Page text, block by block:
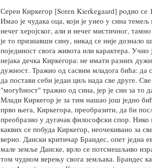
Серен Киркегор [Soren Kierkegaard] poдио се
Имао је чудака оца, који је уиео y сина
нечег херојског, али и нечег мистичног,
је то признавши сину, никад се није дознало
појединост свога живота или карактера. Учио
нејака дечка Киркегора: не имати разних
дужност. Тражио од сасвим младога бића: да
да постави себи један циљ нада све друге.
"могућност" тражио од сина, јер је син за то
Млади Киркегор је за тим нашао још једно
прво њега, Киркегора, преобразити, да би
преобразио у дугачак философски спор. Нико
каквих се побуда Киркегор, неочекивано за
верио. Дански критичар Брандес, опет једна
мале земље Данске, врло се потсмешљиво
том чудном верењу свога земљака. Брандес